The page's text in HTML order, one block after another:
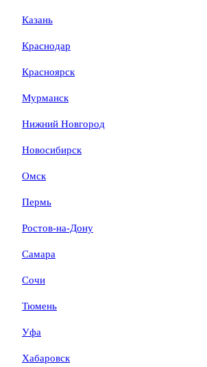
Казань
Краснодар
Красноярск
Мурманск
Нижний Новгород
Новосибирск
Омск
Пермь
Ростов-на-Дону
Самара
Сочи
Тюмень
Уфа
Хабаровск